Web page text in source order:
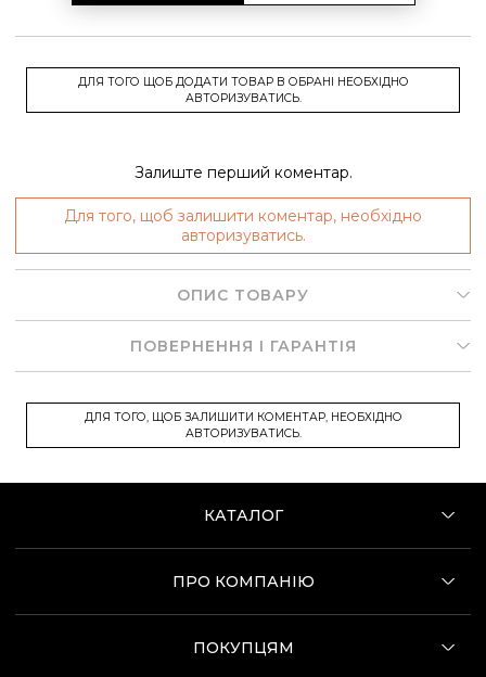
ДЛЯ ТОГО ЩОБ ДОДАТИ ТОВАР В ОБРАНІ НЕОБХІДНО
АВТОРИЗУВАТИСЬ.
Залиште перший коментар.
Для того, щоб залишити коментар, необхідно
авторизуватись.
ОПИС ТОВАРУ
ПОВЕРНЕННЯ І ГАРАНТІЯ
ДЛЯ ТОГО, ЩОБ ЗАЛИШИТИ КОМЕНТАР, НЕОБХІДНО
АВТОРИЗУВАТИСЬ.
КАТАЛОГ
ПРО КОМПАНІЮ
ПОКУПЦЯМ